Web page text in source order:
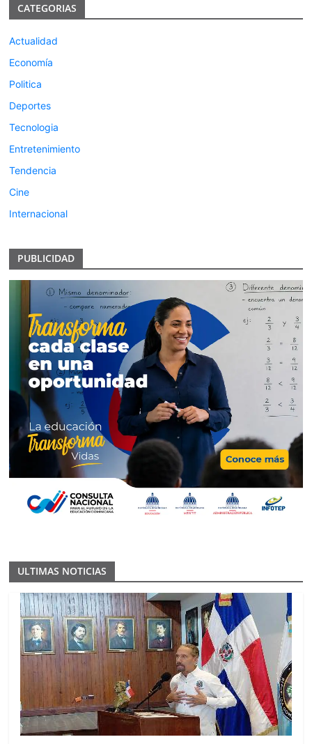
CATEGORIAS
Actualidad
Economía
Politica
Deportes
Tecnologia
Entretenimiento
Tendencia
Cine
Internacional
PUBLICIDAD
ULTIMAS NOTICIAS